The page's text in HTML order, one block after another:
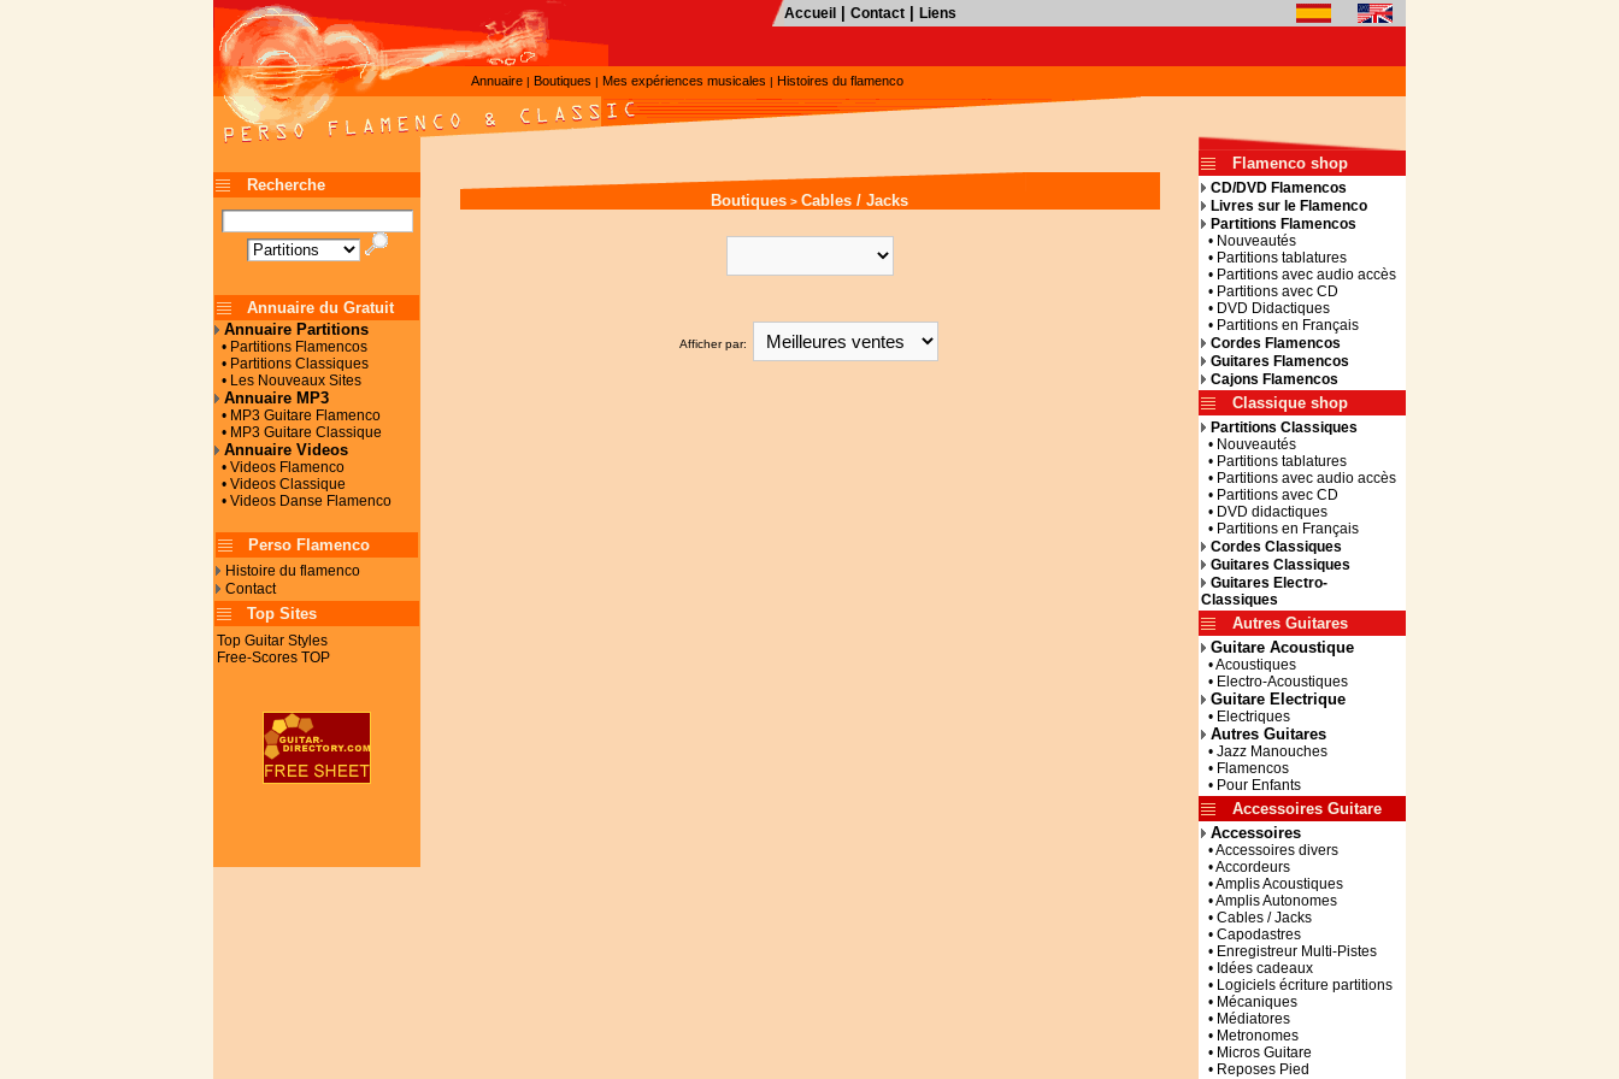
Accueil Contact Liens
Annuaire | Boutiques | Mes expériences musicales | Histoires du flamenco
Recherche
Annuaire du Gratuit
Annuaire Partitions
• Partitions Flamencos
• Partitions Classiques
• Les Nouveaux Sites
Annuaire MP3
• MP3 Guitare Flamenco
• MP3 Guitare Classique
Annuaire Videos
• Videos Flamenco
• Videos Classique
• Videos Danse Flamenco
Perso Flamenco
Histoire du flamenco
Contact
Top Sites
Top Guitar Styles
Free-Scores TOP
Boutiques > Cables / Jacks
Afficher par:
Flamenco shop
CD/DVD Flamencos
Livres sur le Flamenco
Partitions Flamencos
• Nouveautés
• Partitions tablatures
• Partitions avec audio accès
• Partitions avec CD
• DVD Didactiques
• Partitions en Français
Cordes Flamencos
Guitares Flamencos
Cajons Flamencos
Classique shop
Partitions Classiques
• Nouveautés
• Partitions tablatures
• Partitions avec audio accès
• Partitions avec CD
• DVD didactiques
• Partitions en Français
Cordes Classiques
Guitares Classiques
Guitares Electro-
Classiques
Autres Guitares
Guitare Acoustique
• Acoustiques
• Electro-Acoustiques
Guitare Electrique
• Electriques
Autres Guitares
• Jazz Manouches
• Flamencos
• Pour Enfants
Accessoires Guitare
Accessoires
• Accessoires divers
• Accordeurs
• Amplis Acoustiques
• Amplis Autonomes
• Cables / Jacks
• Capodastres
• Enregistreur Multi-Pistes
• Idées cadeaux
• Logiciels écriture partitions
• Mécaniques
• Médiatores
• Metronomes
• Micros Guitare
• Reposes Pied